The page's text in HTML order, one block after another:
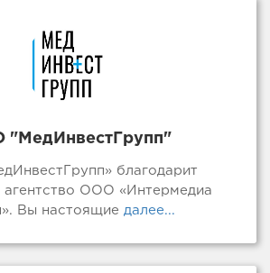
"МедИнвестГрупп"
благодарит
агентство ООО «Интермедиа
Вы настоящие далее...